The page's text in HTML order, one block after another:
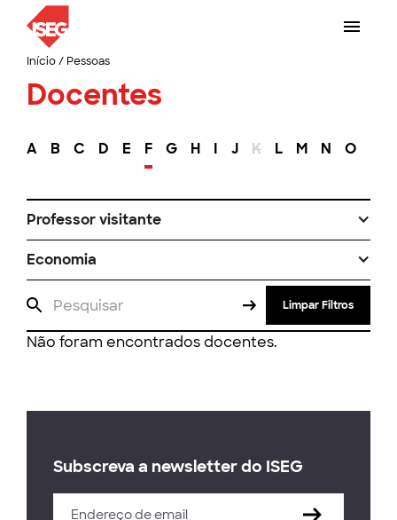
Início/ Pessoas
Docentes
A B C D E F G H I J K L M N O
Professor visitante
Economia
Limpar Filtros
Não foram encontrados docentes.
Subscreva a newsletter do ISEG